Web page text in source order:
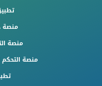
منصة
منصة
منصة